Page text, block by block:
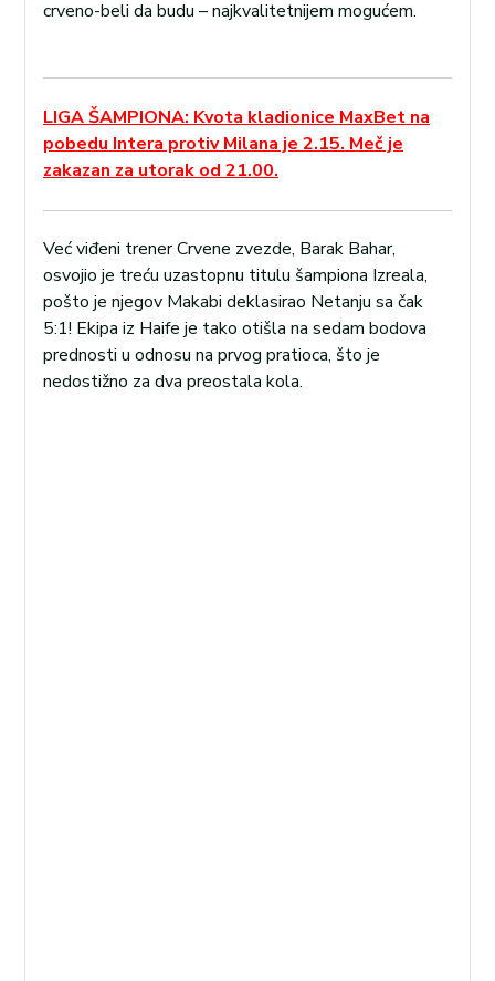
crveno-beli da budu – najkvalitetnijem mogućem.
LIGA ŠAMPIONA: Kvota kladionice MaxBet na
pobedu Intera protiv Milana je 2.15. Meč je
zakazan za utorak od 21.00.
Već viđeni trener Crvene zvezde, Barak Bahar,
osvojio je treću uzastopnu titulu šampiona Izreala,
pošto je njegov Makabi deklasirao Netanju sa čak
5:1! Ekipa iz Haife je tako otišla na sedam bodova
prednosti u odnosu na prvog pratioca, što je
nedostižno za dva preostala kola.